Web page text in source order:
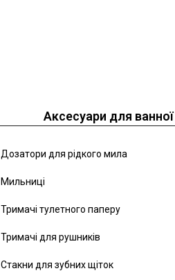
Аксесуари для ванної
Дозатори для рідкого мила
Мильниці
Тримачі тулетного паперу
Тримачі для рушників
Стакни для зубних щіток